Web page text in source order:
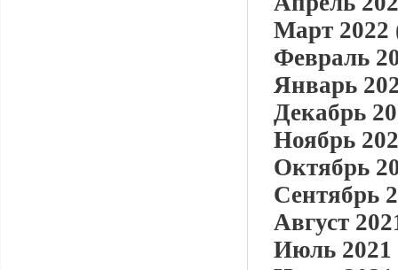
Март 2022
Февраль
Январь
Декабрь
Ноябрь
Октябрь
Сентябрь
Август
Июль 2021